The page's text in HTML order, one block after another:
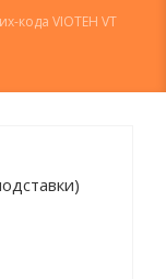
кода VIOTEH VT